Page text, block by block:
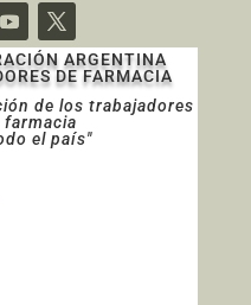
ARGENTINA
DE FARMACIA
de los trabajadores
farmacia
el país"